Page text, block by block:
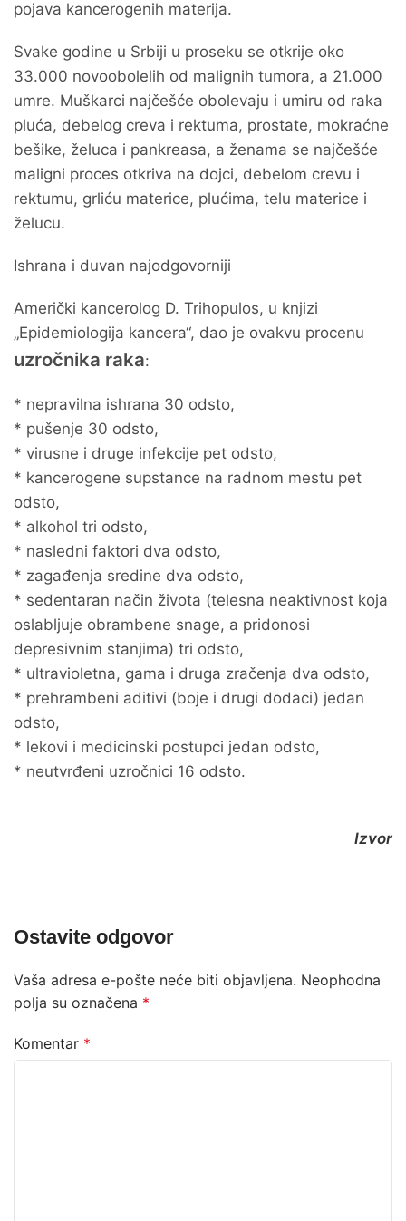
pojava kancerogenih materija.
Svake godine u Srbiji u proseku se otkrije oko
33.000 novoobolelih od malignih tumora, a 21.000
umre. Muškarci najčešće obolevaju i umiru od raka
pluća, debelog creva i rektuma, prostate, mokraćne
bešike, želuca i pankreasa, a ženama se najčešće
maligni proces otkriva na dojci, debelom crevu i
rektumu, grliću materice, plućima, telu materice i
želucu.
Ishrana i duvan najodgovorniji
Američki kancerolog D. Trihopulos, u knjizi
„Epidemiologija kancera“, dao je ovakvu procenu
uzročnika raka:
* nepravilna ishrana 30 odsto,
* pušenje 30 odsto,
* virusne i druge infekcije pet odsto,
* kancerogene supstance na radnom mestu pet
odsto,
* alkohol tri odsto,
* nasledni faktori dva odsto,
* zagađenja sredine dva odsto,
* sedentaran način života (telesna neaktivnost koja
oslabljuje obrambene snage, a pridonosi
depresivnim stanjima) tri odsto,
* ultravioletna, gama i druga zračenja dva odsto,
* prehrambeni aditivi (boje i drugi dodaci) jedan
odsto,
* lekovi i medicinski postupci jedan odsto,
* neutvrđeni uzročnici 16 odsto.
Izvor
Ostavite odgovor
Vaša adresa e-pošte neće biti objavljena. Neophodna
polja su označena *
Komentar *